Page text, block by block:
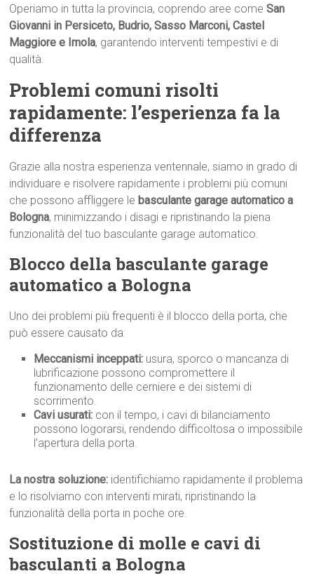
Operiamo in tutta la provincia, coprendo aree comeSan
Giovanni in Persiceto, Budrio, Sasso Marconi, Castel
Maggiore e Imola, garantendo interventi tempestivi e di
qualità.
Problemi comuni risolti
rapidamente: l’esperienza fa la
differenza
Grazie alla nostra esperienza ventennale, siamo in grado di
individuare e risolvere rapidamente i problemi più comuni
che possono affliggere le basculante garage automatico a
Bologna, minimizzando i disagi e ripristinando la piena
funzionalità del tuo basculante garage automatico.
Blocco della basculante garage
automatico a Bologna
Uno dei problemi più frequenti è il blocco della porta, che
può essere causato da:
Meccanismi inceppati: usura, sporco o mancanza di
lubrificazione possono compromettere il
funzionamento delle cerniere e dei sistemi di
scorrimento.
Cavi usurati: con il tempo, i cavi di bilanciamento
possono logorarsi, rendendo difficoltosa o impossibile
l’apertura della porta.
La nostra soluzione: identifichiamo rapidamente il problema
e lo risolviamo con interventi mirati, ripristinando la
funzionalità della porta in poche ore.
Sostituzione di molle e cavi di
basculanti a Bologna